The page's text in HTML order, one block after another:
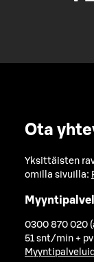
Ota
Yksittäisten
omilla sivuilla:
0300 870 020
51 snt/min +